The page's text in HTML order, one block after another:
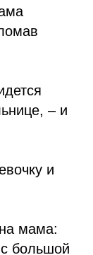
– и
и
мама:
большой